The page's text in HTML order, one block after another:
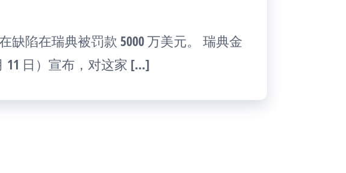
缺陷在瑞典被罚款 5000 万美元。 瑞典金
11 日）宣布，对这家 […]